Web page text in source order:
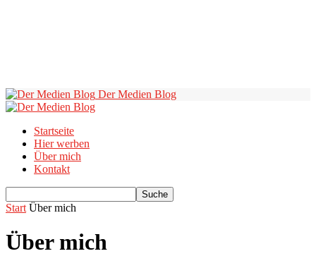
Der Medien Blog
Startseite
Hier werben
Über mich
Kontakt
Start Über mich
Über mich